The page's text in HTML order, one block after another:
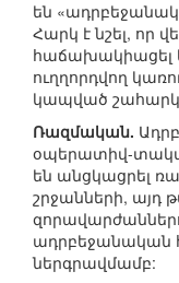
են
Հարկ է նշել, որ
հաճախակիացել
ուղղորդվող
կապված
Ռազմական.
օպերատիվ-
են անցկացրել
շրջանների, այդ
ադրբեջանական
ներգրավմամբ: